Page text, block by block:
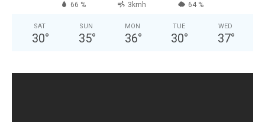
66 % 3kmh 64 %
SAT
30°
SUN
35°
MON
36°
TUE
30°
WED
37°